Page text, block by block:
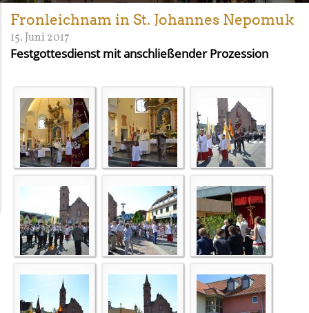
Fronleichnam in St. Johannes Nepomuk
15. Juni 2017
Festgottesdienst mit anschließender Prozession